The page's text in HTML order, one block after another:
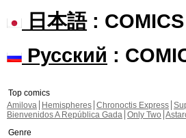
日本語: COMICS
Русский :
Top comics
Amilova
Hemispheres Chronoctis Express
Bienvenidos A República Gada Only Two
Genre